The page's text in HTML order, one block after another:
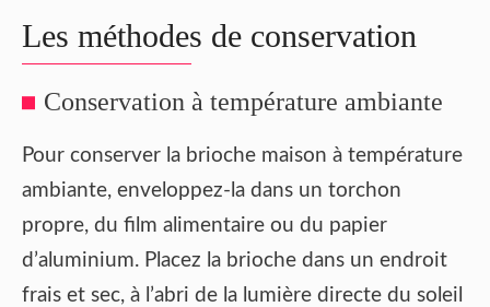
Les méthodes de conservation
Conservation à température ambiante
Pour conserver la brioche maison à température
ambiante, enveloppez-la dans un torchon
propre, du film alimentaire ou du papier
d’aluminium. Placez la brioche dans un endroit
frais et sec, à l’abri de la lumière directe du soleil